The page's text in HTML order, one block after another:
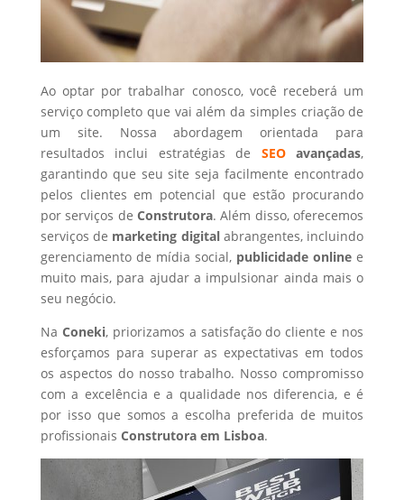
Ao optar por trabalhar conosco, você receberá um
serviço completo que vai além da simples criação de
um site. Nossa abordagem orientada para
resultados inclui estratégias de SEOavançadas,
garantindo que seu site seja facilmente encontrado
pelos clientes em potencial que estão procurando
por serviços de Construtora. Além disso, oferecemos
serviços de marketing digital abrangentes, incluindo
gerenciamento de mídia social, publicidade online e
muito mais, para ajudar a impulsionar ainda mais o
seu negócio.
Na Coneki, priorizamos a satisfação do cliente e nos
esforçamos para superar as expectativas em todos
os aspectos do nosso trabalho. Nosso compromisso
com a excelência e a qualidade nos diferencia, e é
por isso que somos a escolha preferida de muitos
profissionais Construtoraem Lisboa.